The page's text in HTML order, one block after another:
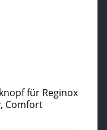
für Reginox
Comfort